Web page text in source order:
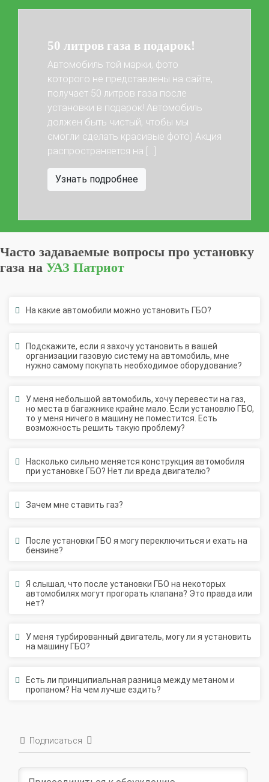
50 литров газа в подарок!
Автомобиль той марки, фото
которого не представлены на сайте,
получает 50 литров газа после
установки в подарок! Автомобиль
должен быть чистый, чтобы мы
смогли сделать красивые фото) Акция
распространяется на […]
Узнать подробнее
Previous
Часто задаваемые вопросы про установку
газа на УАЗ Патриот
На какие автомобили можно установить ГБО?
Подскажите, если я захочу установить в вашей
организации газовую систему на автомобиль, мне
нужно самому покупать необходимое оборудование?
У меня небольшой автомобиль, хочу перевести на газ,
но места в багажнике крайне мало. Если установлю ГБО,
то у меня ничего в машину не поместится. Есть
возможность решить такую проблему?
Насколько сильно меняется конструкция автомобиля
при установке ГБО? Нет ли вреда двигателю?
Зачем мне ставить газ?
После установки ГБО я могу переключиться и ехать на
бензине?
Я слышал, что после установки ГБО на некоторых
автомобилях могут прогорать клапана? Это правда или
нет?
У меня турбированный двигатель, могу ли я установить
на машину ГБО?
Есть ли принципиальная разница между метаном и
пропаном? На чем лучше ездить?
Подписаться